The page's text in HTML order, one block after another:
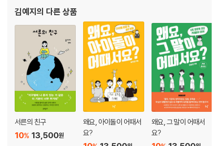
김예지 의 다른 상품
서른의 친구
13,500원
10%
왜요, 아이돌이 어때서
요?
왜요, 그 말이 어때서
요?